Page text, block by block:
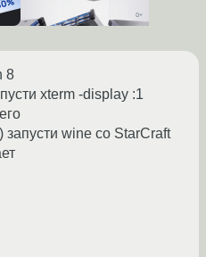
8
xterm -display :1
запусти wine со StarCraft